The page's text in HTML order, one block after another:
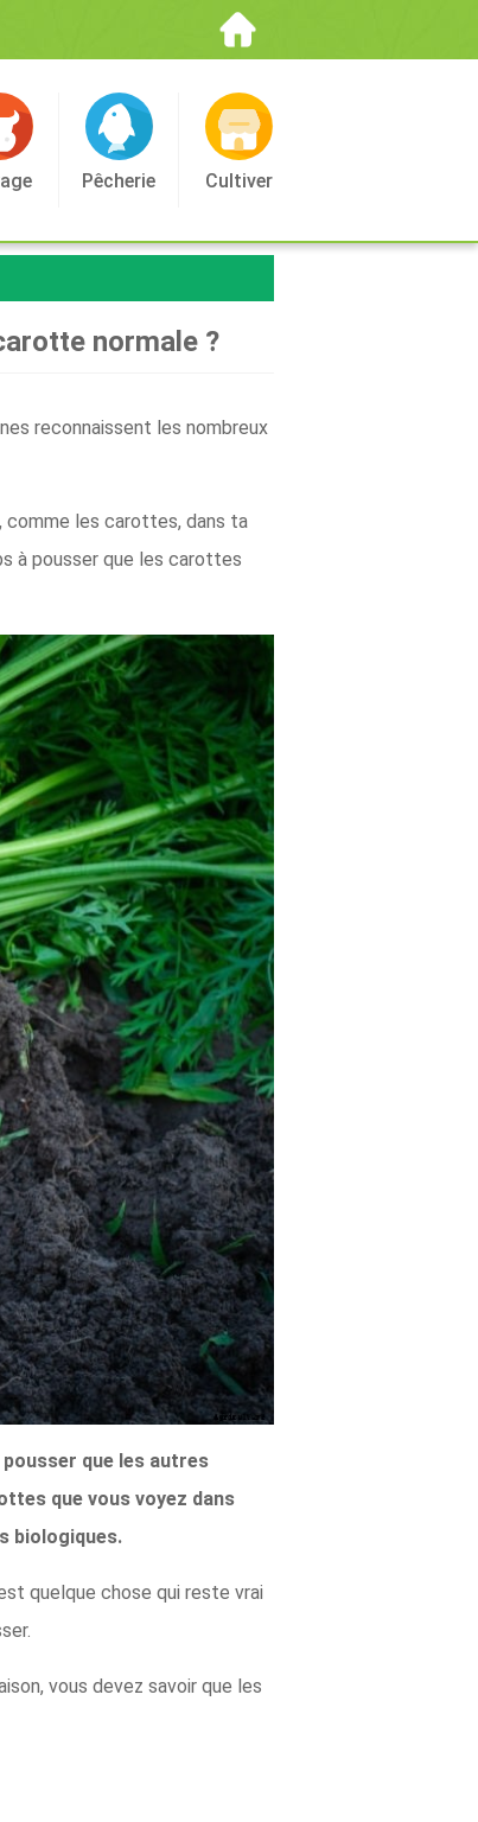
Pêcherie Cultiver
normale ?
reconnaissent les nombreux
comme les carottes, dans ta
à pousser que les carottes
que les autres
que vous voyez dans
biologiques.
quelque chose qui reste vrai
vous devez savoir que les